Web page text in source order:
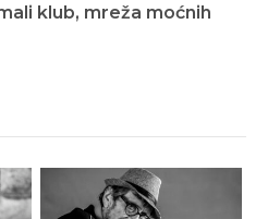
klub, mreža moćnih